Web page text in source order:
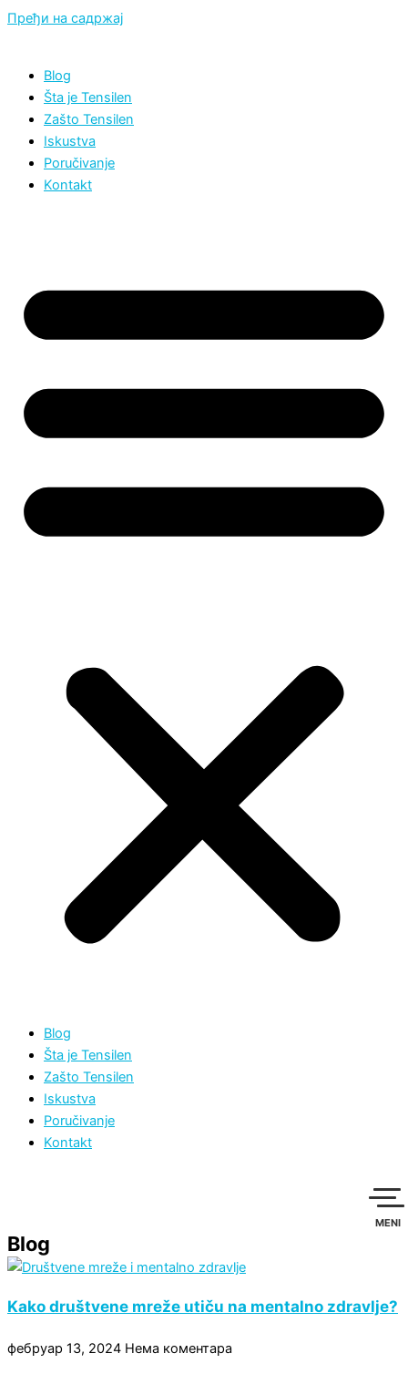
Пређи на садржај
Blog
Šta je Tensilen
Zašto Tensilen
Iskustva
Poručivanje
Kontakt
Blog
Šta je Tensilen
Zašto Tensilen
Iskustva
Poručivanje
Kontakt
MENI
Blog
Kako društvene mreže utiču na mentalno zdravlje?
фебруар 13, 2024 Нема коментара